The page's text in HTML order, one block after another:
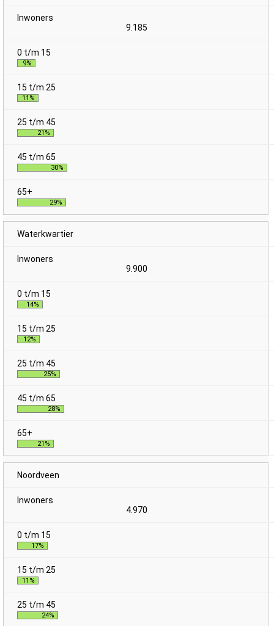
9.185
9%
11%
21%
30%
29%
Waterkwartier
9.900
14%
12%
25%
28%
21%
Noordveen
4.970
17%
11%
24%